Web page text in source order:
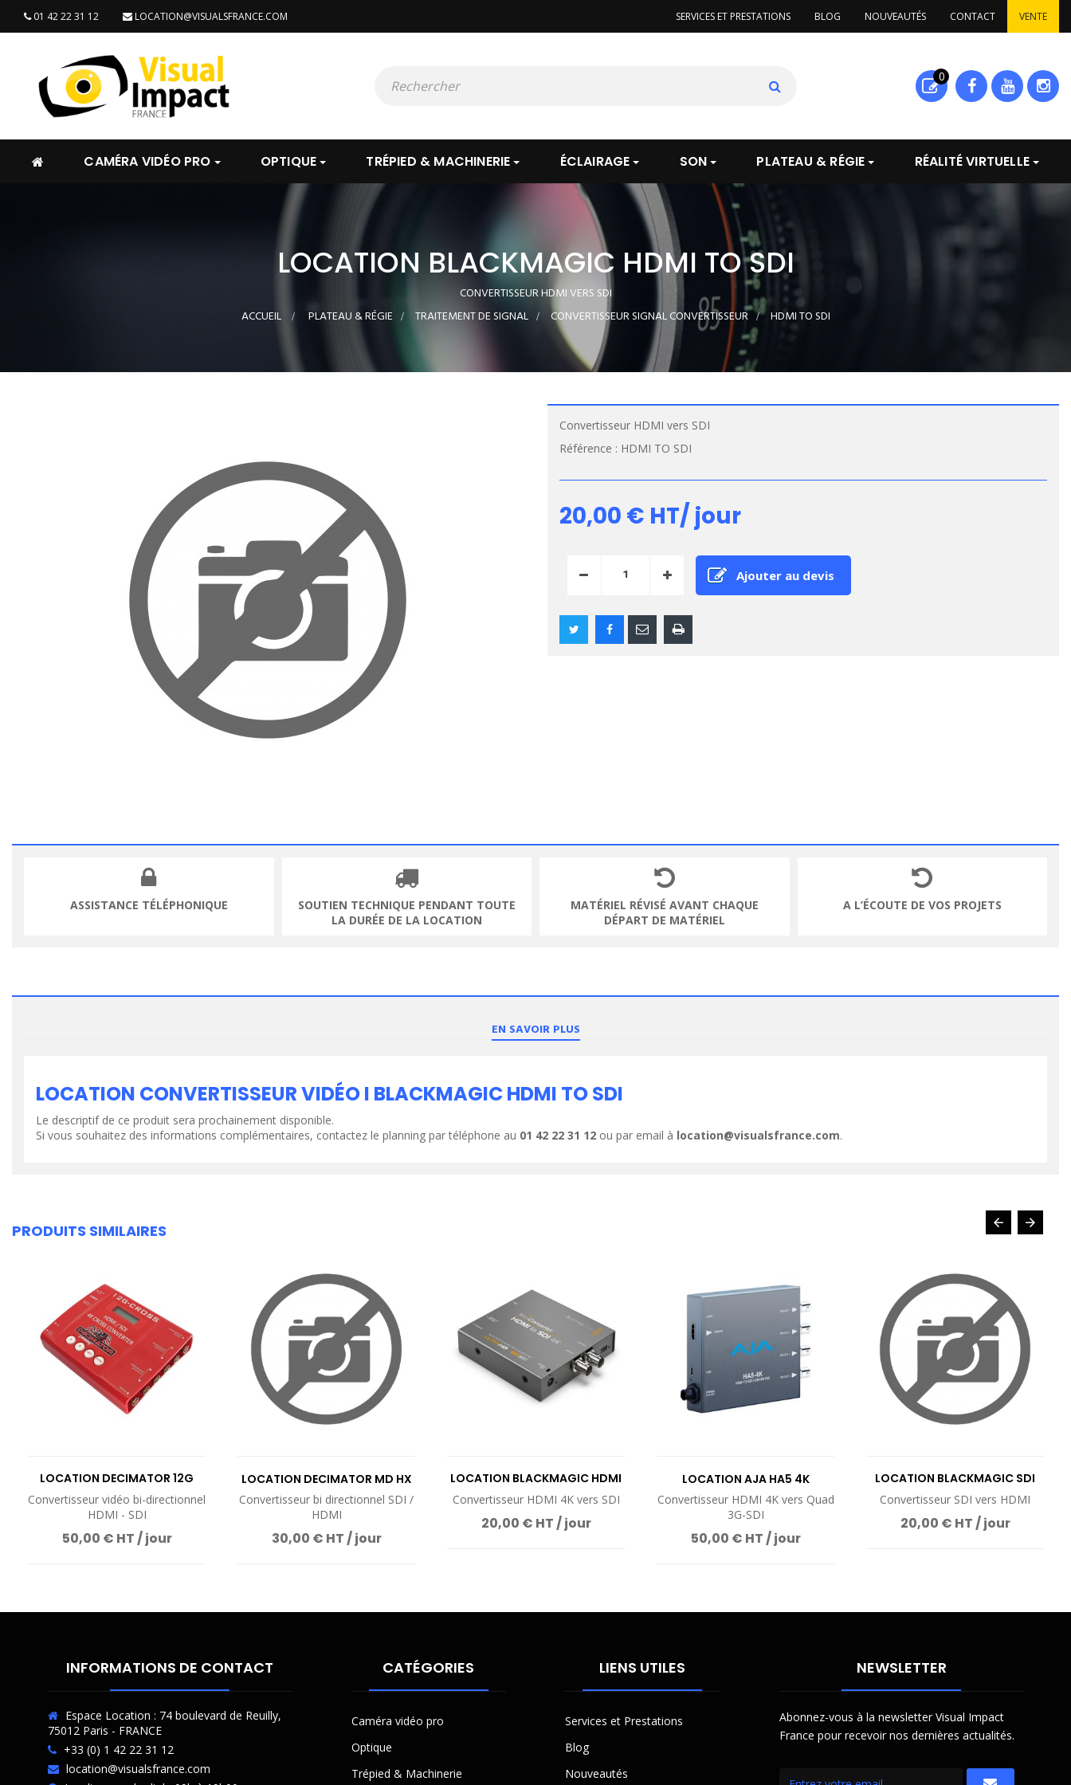
01 42 22 31 12 LOCATION@VISUALSFRANCE.COM SERVICES ET PRESTATIONS BLOG NOUVEAUTÉS CONTACT VENTE
0
CAMÉRA VIDÉO PRO OPTIQUE TRÉPIED & MACHINERIE ÉCLAIRAGE SON PLATEAU & RÉGIE RÉALITÉ VIRTUELLE
LOCATION BLACKMAGIC HDMI TO SDI
CONVERTISSEUR HDMI VERS SDI
ACCUEIL > PLATEAU & RÉGIE > TRAITEMENT DE SIGNAL > CONVERTISSEUR SIGNAL CONVERTISSEUR > HDMI TO SDI
Convertisseur HDMI vers SDI
Référence : HDMI TO SDI
20,00 € HT/ jour
Ajouter au devis
ASSISTANCE TÉLÉPHONIQUE
SOUTIEN TECHNIQUE PENDANT TOUTE
LA DURÉE DE LA LOCATION
MATÉRIEL RÉVISÉ AVANT CHAQUE
DÉPART DE MATÉRIEL
A L’ÉCOUTE DE VOS PROJETS
EN SAVOIR PLUS
LOCATION CONVERTISSEUR VIDÉO I BLACKMAGIC HDMI TO SDI
Le descriptif de ce produit sera prochainement disponible.
Si vous souhaitez des informations complémentaires, contactez le planning par téléphone au 01 42 22 31 12 ou par email à location@visualsfrance.com.
PRODUITS SIMILAIRES
LOCATION DECIMATOR 12G
Convertisseur vidéo bi-directionnel
HDMI - SDI
50,00 € HT / jour
LOCATION DECIMATOR MD HX
Convertisseur bi directionnel SDI /
HDMI
30,00 € HT / jour
VOIR LE PRODUIT
LOCATION BLACKMAGIC HDMI
Convertisseur HDMI 4K vers SDI
20,00 € HT / jour
LOCATION AJA HA5 4K
Convertisseur HDMI 4K vers Quad
3G-SDI
50,00 € HT / jour
LOCATION BLACKMAGIC SDI
Convertisseur SDI vers HDMI
20,00 € HT / jour
INFORMATIONS DE CONTACT
Espace Location : 74 boulevard de Reuilly,
75012 Paris - FRANCE
+33 (0) 1 42 22 31 12
location@visualsfrance.com
CATÉGORIES
Caméra vidéo pro
Optique
Trépied & Machinerie
LIENS UTILES
Services et Prestations
Blog
Nouveautés
NEWSLETTER
Abonnez-vous à la newsletter Visual Impact
France pour recevoir nos dernières actualités.